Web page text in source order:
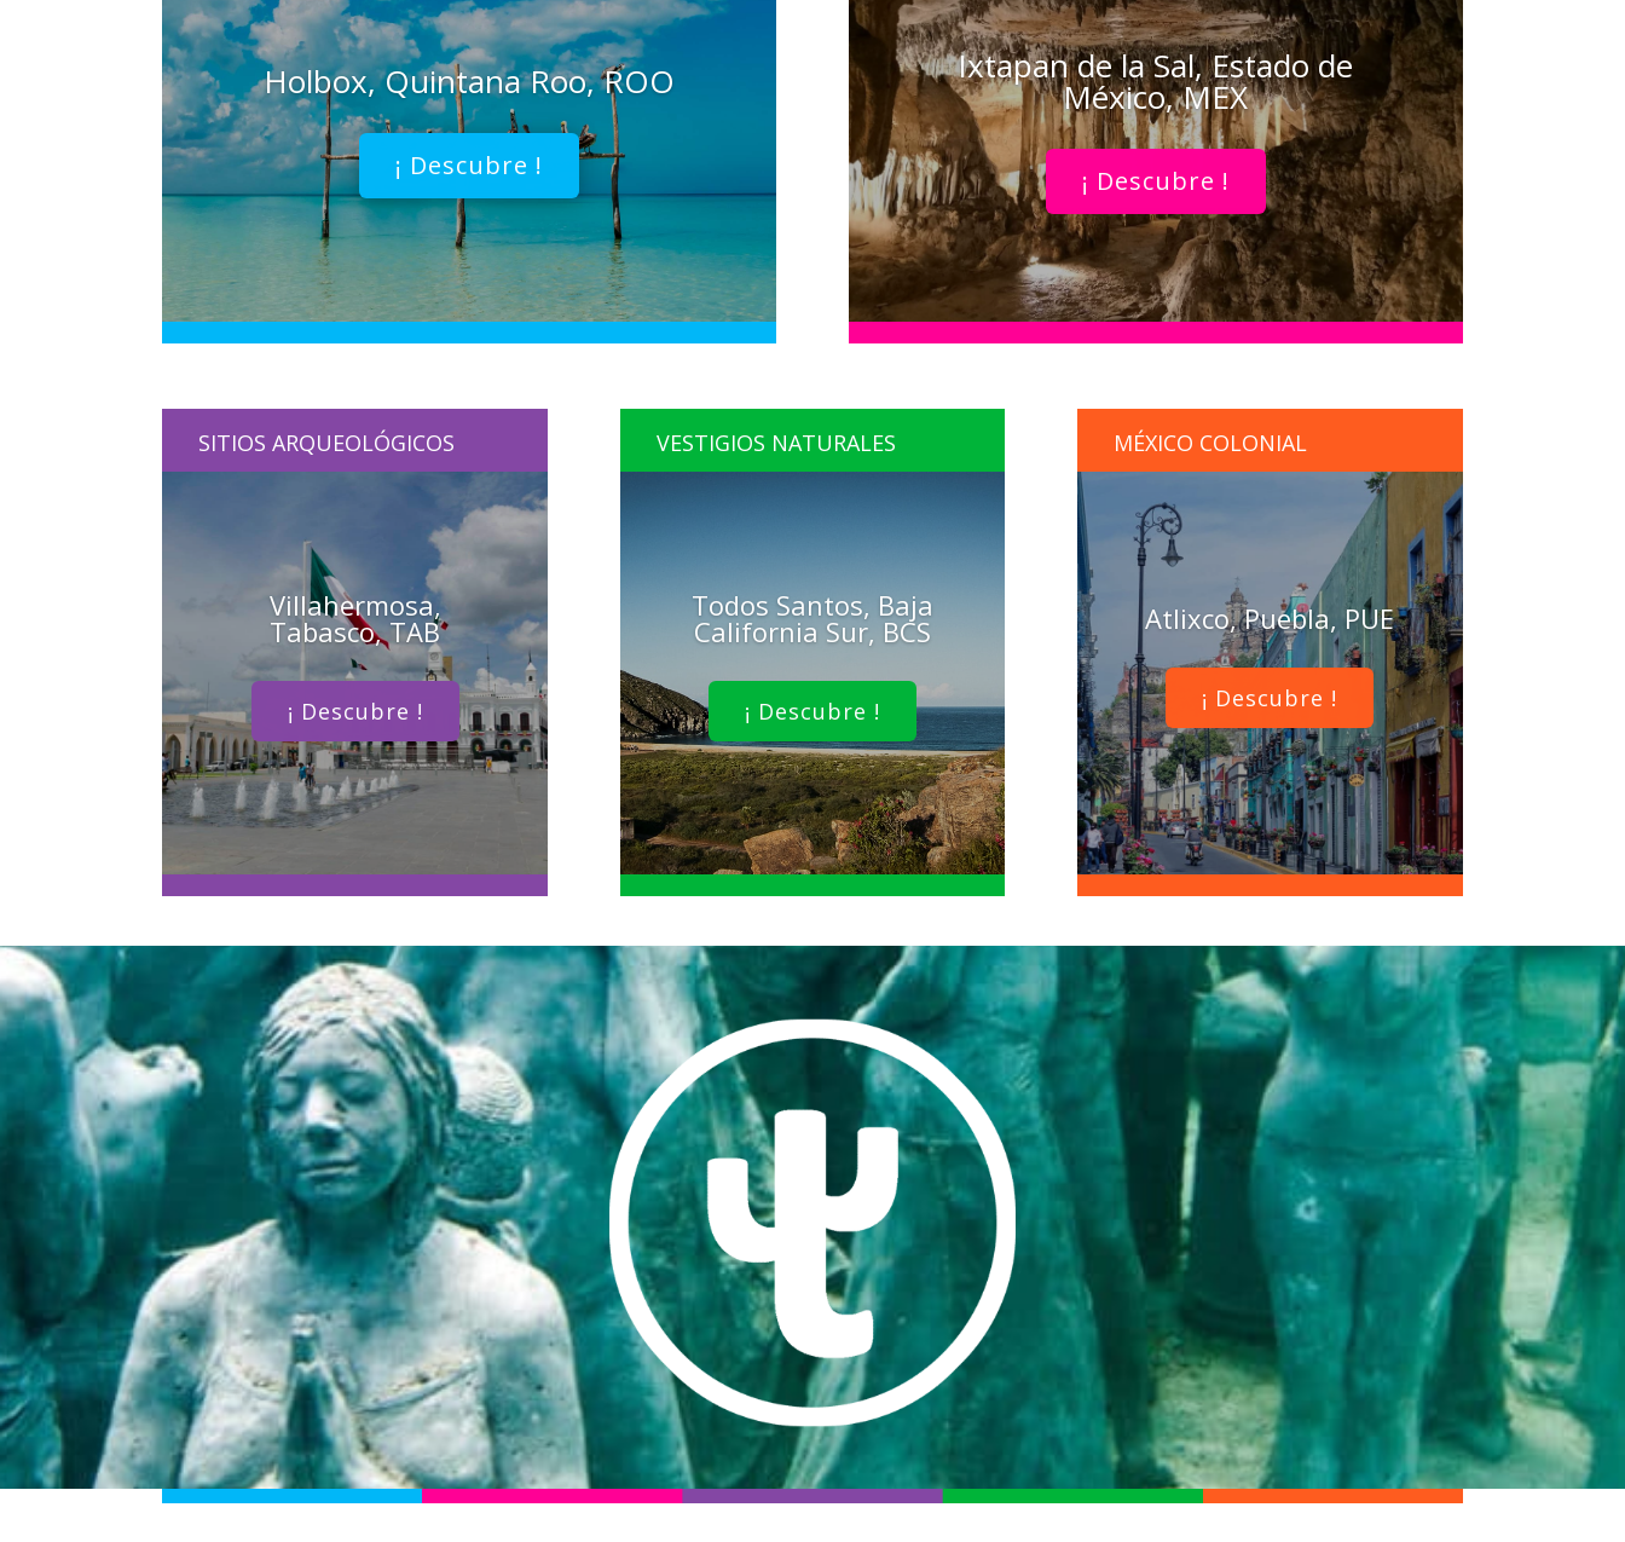
Holbox, Quintana Roo, ROO
¡ Descubre !
Ixtapan de la Sal, Estado de
México, MEX
¡ Descubre !
SITIOS ARQUEOLÓGICOS
Villahermosa,
Tabasco, TAB
¡ Descubre !
VESTIGIOS NATURALES
Todos Santos, Baja
California Sur, BCS
¡ Descubre !
MÉXICO COLONIAL
Atlixco, Puebla, PUE
¡ Descubre !